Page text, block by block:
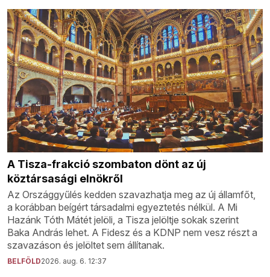
A Tisza-frakció szombaton dönt az új
köztársasági elnökről
Az Országgyűlés kedden szavazhatja meg az új államfőt,
a korábban beígért társadalmi egyeztetés nélkül. A Mi
Hazánk Tóth Mátét jelöli, a Tisza jelöltje sokak szerint
Baka András lehet. A Fidesz és a KDNP nem vesz részt a
szavazáson és jelöltet sem állítanak.
BELFÖLD2026. aug. 6. 12:37